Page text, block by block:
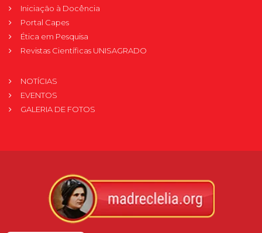
Iniciação à Docência
Portal Capes
Ética em Pesquisa
Revistas Científicas UNISAGRADO
NOTÍCIAS
EVENTOS
GALERIA DE FOTOS